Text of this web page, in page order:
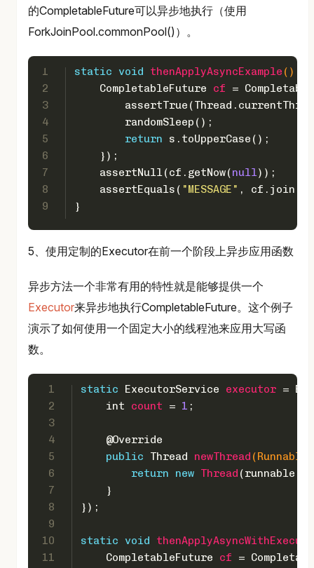
的CompletableFuture可以异步地执行（使用
ForkJoinPool.commonPool()）。
1
2
3
4
5
6
7
8
9
static void thenApplyAsyncExample ()
CompletableFuture
cf =
        randomSleep();
return s.toUpperCase();
    });
    assertNull(cf.getNow(
null));
    assertEquals(
"MESSAGE" ,
}
5、使用定制的Executor在前一个阶段上异步应用函数
异步方法一个非常有用的特性就是能够提供一个
Executor来异步地执行CompletableFuture。这个例子
演示了如何使用一个固定大小的线程池来应用大写函
数。
1
2
3
4
5
6
7
8
9
10
11
static ExecutorService executor =
int
count = 1 ;
@Override
public Thread newThread
return
new Thread (runnable,
    }
});
static void
CompletableFuture
cf =